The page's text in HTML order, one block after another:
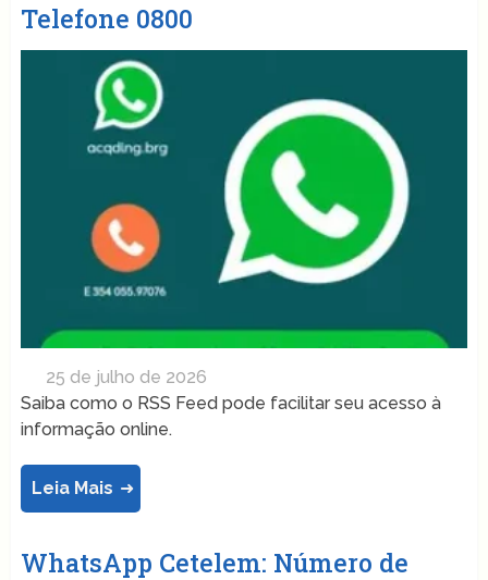
Telefone 0800
25 de julho de 2026
Saiba como o RSS Feed pode facilitar seu acesso à
informação online.
Leia Mais
WhatsApp Cetelem: Número de